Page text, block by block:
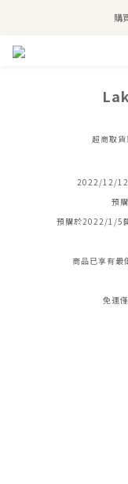
全站滿 購
超商取
2022/12/12
預
預購於2022/1/5
商品已享有最
免運